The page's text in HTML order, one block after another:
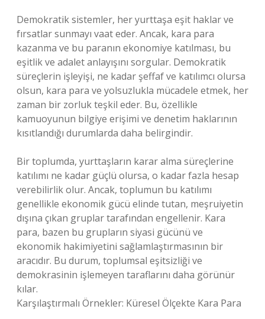
Demokratik sistemler, her yurttaşa eşit haklar ve
fırsatlar sunmayı vaat eder. Ancak, kara para
kazanma ve bu paranın ekonomiye katılması, bu
eşitlik ve adalet anlayışını sorgular. Demokratik
süreçlerin işleyişi, ne kadar şeffaf ve katılımcı olursa
olsun, kara para ve yolsuzlukla mücadele etmek, her
zaman bir zorluk teşkil eder. Bu, özellikle
kamuoyunun bilgiye erişimi ve denetim haklarının
kısıtlandığı durumlarda daha belirgindir.
Bir toplumda, yurttaşların karar alma süreçlerine
katılımı ne kadar güçlü olursa, o kadar fazla hesap
verebilirlik olur. Ancak, toplumun bu katılımı
genellikle ekonomik gücü elinde tutan, meşruiyetin
dışına çıkan gruplar tarafından engellenir. Kara
para, bazen bu grupların siyasi gücünü ve
ekonomik hakimiyetini sağlamlaştırmasının bir
aracıdır. Bu durum, toplumsal eşitsizliği ve
demokrasinin işlemeyen taraflarını daha görünür
kılar.
Karşılaştırmalı Örnekler: Küresel Ölçekte Kara Para